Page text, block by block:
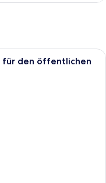
Hotelzimmer mit
für den öffentlichen